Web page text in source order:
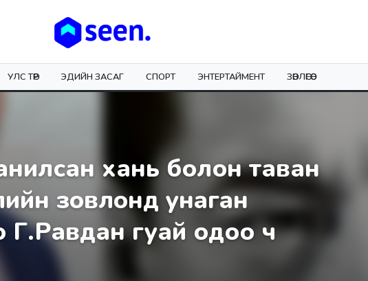
УЛС ТӨР ЭДИЙН ЗАСАГ СПОРТ ЭНТЕРТАЙМЕНТ ЗӨВЛӨГӨӨ
хань болон таван
зoвлoнд yнaгaн
Г.Равдан гуай одоо ч